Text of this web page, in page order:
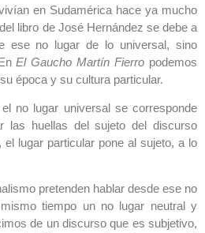
en Sudamérica hace ya mucho
libro de José Hernández se debe a
ese no lugar de lo universal, sino
El Gaucho Martín Fierro podemos
época y su cultura particular.
no lugar universal se corresponde
las huellas del sujeto del discurso
el lugar particular pone al sujeto, a lo
pretenden hablar desde ese no
tiempo un no lugar neutral y
de un discurso que es subjetivo,